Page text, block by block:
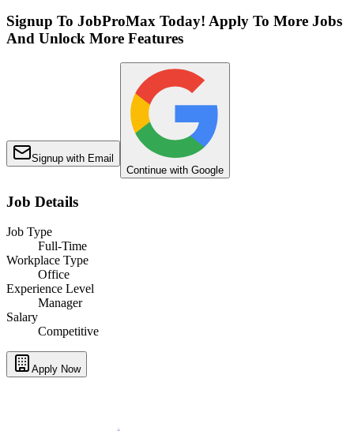
Signup To JobProMax Today! Apply To More Jobs
And Unlock More Features
Signup with Email
Continue with Google
Job Details
Job Type
Full-Time
Workplace Type
Office
Experience Level
Manager
Salary
Competitive
Apply Now